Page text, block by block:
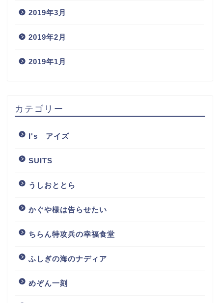
2019年3月
2019年2月
2019年1月
カテゴリー
I's アイズ
SUITS
うしおととら
かぐや様は告らせたい
ちらん特攻兵の幸福食堂
ふしぎの海のナディア
めぞん一刻